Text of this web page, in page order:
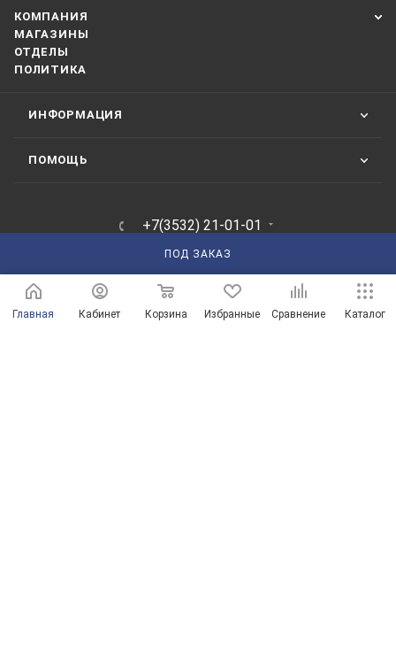
ПОД ЗАКАЗ
КОМПАНИЯ
МАГАЗИНЫ
ОТДЕЛЫ
ПОЛИТИКА
ИНФОРМАЦИЯ
ПОМОЩЬ
+7(3532) 21-01-01
ЗАКАЗАТЬ ЗВОНОК
210101@mail.ru
г. Оренбург, пр-д Автоматики, 8 "А"
Главная Кабинет Корзина Избранные Сравнение Каталог